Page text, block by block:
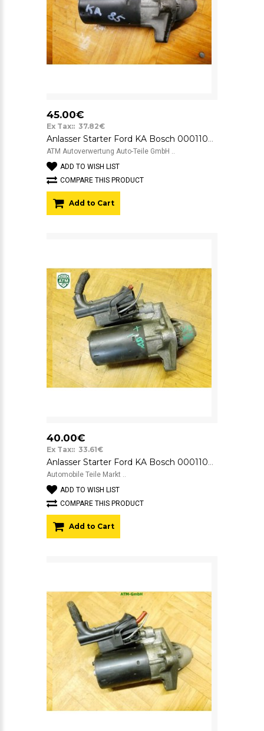
45.00€
Ex Tax:: 37.82€
Anlasser Starter Ford KA Bosch 0001107418
ATM Autoverwertung Auto-Teile GmbH ..
ADD TO WISH LIST
COMPARE THIS PRODUCT
Add to Cart
40.00€
Ex Tax:: 33.61€
Anlasser Starter Ford KA Bosch 0001107418 12v 2S6U11000DB
Automobile Teile Markt ..
ADD TO WISH LIST
COMPARE THIS PRODUCT
Add to Cart